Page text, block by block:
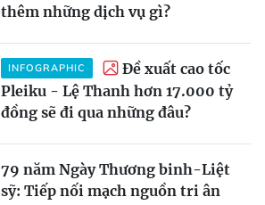
thêm những dịch vụ gì?
INFOGRAPHIC
Đề xuất cao tốc
Pleiku - Lệ Thanh hơn 17.000 tỷ
đồng sẽ đi qua những đâu?
79 năm Ngày Thương binh-Liệt
sỹ: Tiếp nối mạch nguồn tri ân